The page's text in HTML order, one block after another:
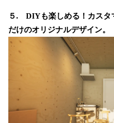
５. DIYも楽しめる！カスタ
だけのオリジナルデザイン。